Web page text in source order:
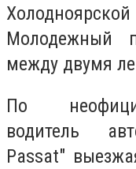
Молодежный
между двумя
По
водитель
Passat"